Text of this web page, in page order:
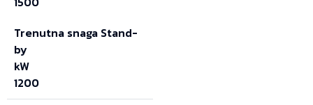
Trenutna snaga Stand-
by
kW
1200